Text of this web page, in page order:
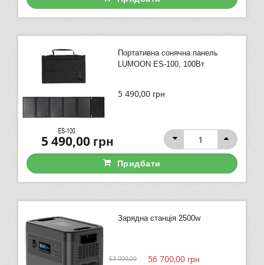
Портативна сонячна панель
LUMOON ES-100, 100Вт
5 490,00 грн
5 490,00грн
Придбати
Зарядна станція 2500w
63 000,00 56 700,00 грн